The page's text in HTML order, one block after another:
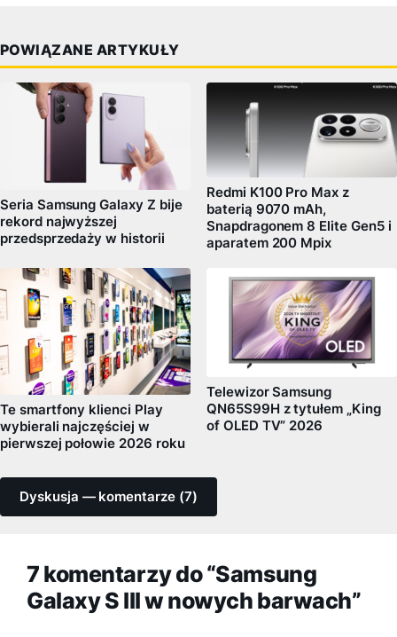
POWIĄZANE ARTYKUŁY
Seria Samsung Galaxy Z bije
rekord najwyższej
przedsprzedaży w historii
Redmi K100 Pro Max z
baterią 9070 mAh,
Snapdragonem 8 Elite Gen5 i
aparatem 200 Mpix
Te smartfony klienci Play
wybierali najczęściej w
pierwszej połowie 2026 roku
Telewizor Samsung
QN65S99H z tytułem „King
of OLED TV” 2026
Dyskusja — komentarze (7)
7 komentarzy do “Samsung
Galaxy S III w nowych barwach”